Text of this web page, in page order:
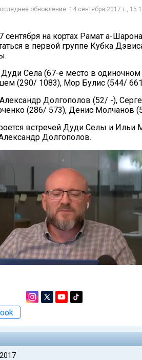
обновление: 14 сентября 2017 г.,
сентября на кортах Рамат а-
в первой группе Кубка
Села (67-е место в
(290/ 1083), Мор Булис (544/
Долгополов (52/ -),
(286/ 573), Денис Молчанов
встречей Дуди Селы и Ильи
Долгополов.